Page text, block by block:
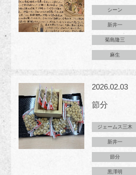
シーン
新井一
菊島隆三
麻生
2026.02.03
節分
ジェームス三木
新井一
節分
黒澤明